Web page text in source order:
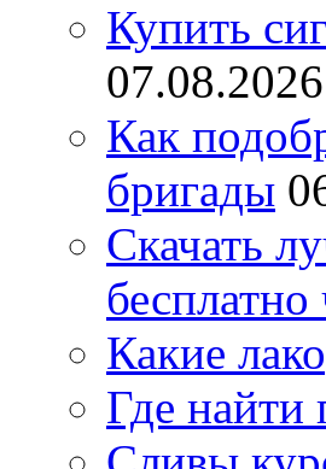
Купить
07.08.2026
Как
бригады
Скачать
бесплатно
Какие
Где найти